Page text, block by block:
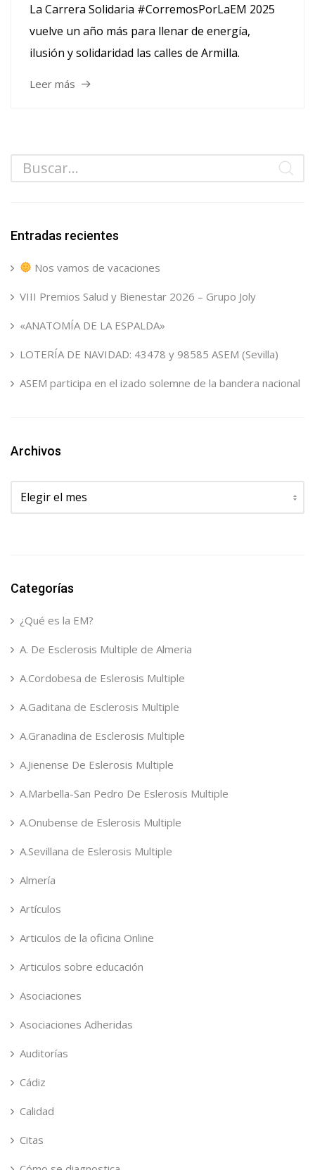
La Carrera Solidaria #CorremosPorLaEM 2025
vuelve un año más para llenar de energía,
ilusión y solidaridad las calles de Armilla.
Leer más
Entradas recientes
Nos vamos de vacaciones
VIII Premios Salud y Bienestar 2026 – Grupo Joly
«ANATOMÍA DE LA ESPALDA»
LOTERÍA DE NAVIDAD: 43478 y 98585 ASEM (Sevilla)
ASEM participa en el izado solemne de la bandera nacional
Archivos
Archivos
Categorías
¿Qué es la EM?
A. De Esclerosis Multiple de Almeria
A.Cordobesa de Eslerosis Multiple
A.Gaditana de Esclerosis Multiple
A.Granadina de Esclerosis Multiple
A.Jienense De Eslerosis Multiple
A.Marbella-San Pedro De Eslerosis Multiple
A.Onubense de Eslerosis Multiple
A.Sevillana de Eslerosis Multiple
Almería
Artículos
Articulos de la oficina Online
Articulos sobre educación
Asociaciones
Asociaciones Adheridas
Auditorías
Cádiz
Calidad
Citas